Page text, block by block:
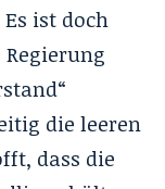
ist doch
die leeren
dass die